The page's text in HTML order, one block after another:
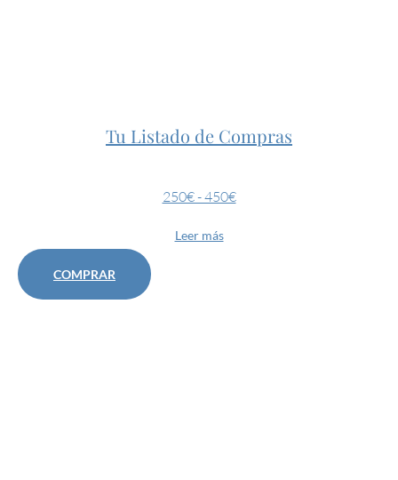
Tu Listado de Compras
250€ - 450€
Leer más
COMPRAR